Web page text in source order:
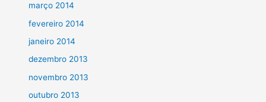
março 2014
fevereiro 2014
janeiro 2014
dezembro 2013
novembro 2013
outubro 2013